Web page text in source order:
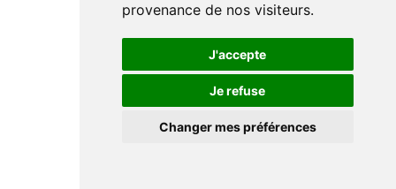
provenance de nos visiteurs.
J'accepte
Je refuse
Changer mes préférences